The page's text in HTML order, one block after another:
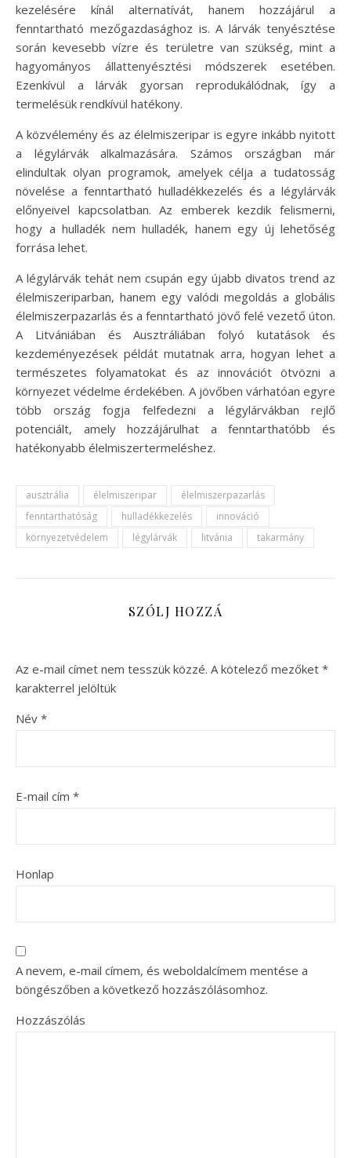
kezelésére kínál alternatívát, hanem hozzájárul a
fenntartható mezőgazdasághoz is. A lárvák tenyésztése
során kevesebb vízre és területre van szükség, mint a
hagyományos állattenyésztési módszerek esetében.
Ezenkívül a lárvák gyorsan reprodukálódnak, így a
termelésük rendkívül hatékony.
A közvélemény és az élelmiszeripar is egyre inkább nyitott
a légylárvák alkalmazására. Számos országban már
elindultak olyan programok, amelyek célja a tudatosság
növelése a fenntartható hulladékkezelés és a légylárvák
előnyeivel kapcsolatban. Az emberek kezdik felismerni,
hogy a hulladék nem hulladék, hanem egy új lehetőség
forrása lehet.
A légylárvák tehát nem csupán egy újabb divatos trend az
élelmiszeriparban, hanem egy valódi megoldás a globális
élelmiszerpazarlás és a fenntartható jövő felé vezető úton.
A Litvániában és Ausztráliában folyó kutatások és
kezdeményezések példát mutatnak arra, hogyan lehet a
természetes folyamatokat és az innovációt ötvözni a
környezet védelme érdekében. A jövőben várhatóan egyre
több ország fogja felfedezni a légylárvákban rejlő
potenciált, amely hozzájárulhat a fenntarthatóbb és
hatékonyabb élelmiszertermeléshez.
ausztrália élelmiszeripar
élelmiszerpazarlás
fenntarthatóság
hulladékkezelés
innováció
környezetvédelem
légylárvák litvánia takarmány
SZÓLJ HOZZÁ
Az e-mail címet nem tesszük közzé. A kötelező mezőket *
karakterrel jelöltük
Név *
E-mail cím *
Honlap
A nevem, e-mail címem, és weboldalcímem mentése a
böngészőben a következő hozzászólásomhoz.
Hozzászólás